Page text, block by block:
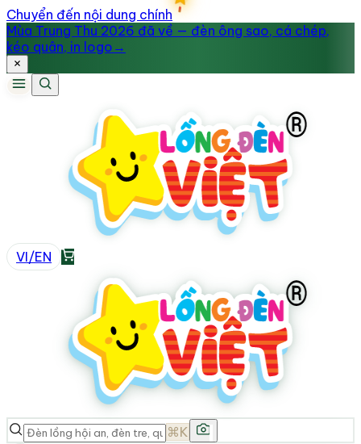
Chuyển đến nội dung chính
Mùa Trung Thu 2026 đã về — đèn ông sao, cá chép,
kéo quân, in logo →
VI/EN
⌘K